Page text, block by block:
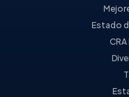
Estado